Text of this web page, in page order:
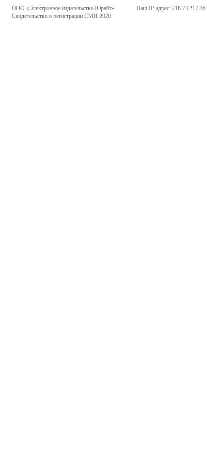
ООО «Электронное издательство Юрайт»
Свидетельство о регистрации СМИ 2020
Ваш IP-адрес: 216.73.217.36